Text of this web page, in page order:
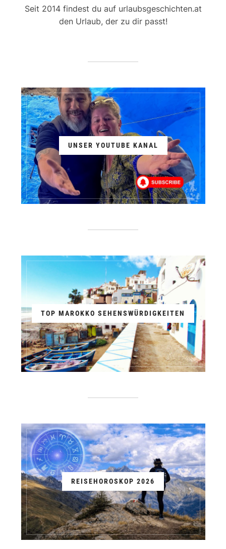
Seit 2014 findest du auf urlaubsgeschichten.at
den Urlaub, der zu dir passt!
UNSER YOUTUBE KANAL
TOP MAROKKO SEHENSWÜRDIGKEITEN
REISEHOROSKOP 2026